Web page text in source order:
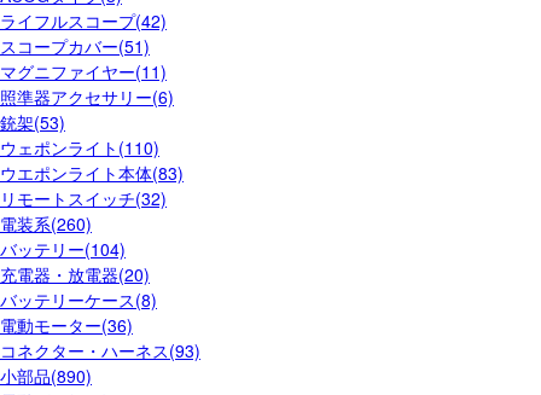
ライフルスコープ(42)
スコープカバー(51)
マグニファイヤー(11)
照準器アクセサリー(6)
銃架(53)
ウェポンライト(110)
ウエポンライト本体(83)
リモートスイッチ(32)
電装系(260)
バッテリー(104)
充電器・放電器(20)
バッテリーケース(8)
電動モーター(36)
コネクター・ハーネス(93)
小部品(890)